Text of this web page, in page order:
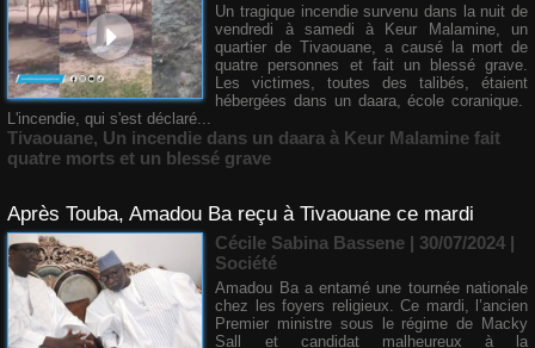
Un tragique incendie survenu dans la nuit de
vendredi à samedi à Keur Malamine, un
quartier de Tivaouane, a causé la mort de
quatre personnes et fait un blessé grave.
Les victimes, toutes des talibés, étaient
hébergées dans un daara, école coranique.
L'incendie, qui s'est déclaré...
Tivaouane, Un incendie dans un daara à Keur Malamine fait
quatre morts et un blessé grave
Après Touba, Amadou Ba reçu à Tivaouane ce mardi
Cécile Sabina Bassene | 30/07/2024 |
Société
Amadou Ba a entamé une tournée nationale
chez les foyers religieux. Ce mardi, l’ancien
Premier ministre sous le régime de Macky
Sall et candidat malheureux à la